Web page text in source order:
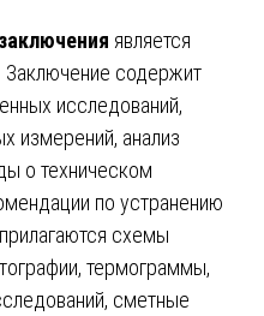
является
содержит
исследований,
измерений, анализ
о техническом
по устранению
схемы
термограммы,
сметные